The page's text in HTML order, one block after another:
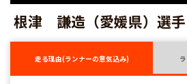
根津 謙造（愛媛県）選手
走る理由(ランナーの意気込み)